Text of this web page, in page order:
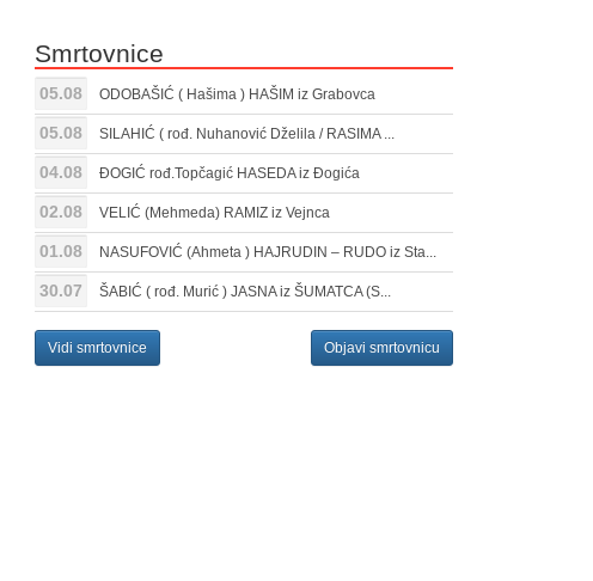
Smrtovnice
05.08 ODOBAŠIĆ ( Hašima ) HAŠIM iz Grabovca
05.08 SILAHIĆ ( rođ. Nuhanović Dželila / RASIMA ...
04.08 ĐOGIĆ rođ.Topčagić HASEDA iz Đogića
02.08 VELIĆ (Mehmeda) RAMIZ iz Vejnca
01.08 NASUFOVIĆ (Ahmeta ) HAJRUDIN – RUDO iz Sta...
30.07 ŠABIĆ ( rođ. Murić ) JASNA iz ŠUMATCA (S...
Vidi smrtovnice Objavi smrtovnicu